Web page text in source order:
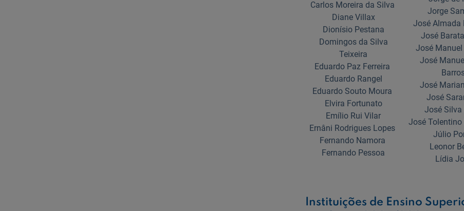
Carlos Moreira da Silva
Diane Villax
Dionísio Pestana
Domingos da Silva
Teixeira
Eduardo Paz Ferreira
Eduardo Rangel
Eduardo Souto Moura
Elvira Fortunato
Emílio Rui Vilar
Ernâni Rodrigues Lopes
Fernando Namora
Fernando Pessoa
Jorge
José Almada
José
José
José
José
José
José Silva
José
Júlio
Leonor
Lídia
Instituições de Ensino